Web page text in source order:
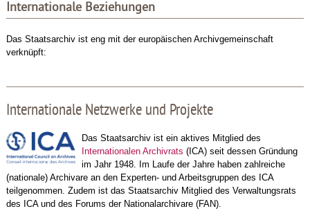
Internationale Beziehungen
Das Staatsarchiv ist eng mit der europäischen Archivgemeinschaft
verknüpft:
Internationale Netzwerke und Projekte
Das Staatsarchiv ist ein aktives Mitglied des
Internationalen Archivrats (ICA) seit dessen Gründung
im Jahr 1948. Im Laufe der Jahre haben zahlreiche
(nationale) Archivare an den Experten- und Arbeitsgruppen des ICA
teilgenommen. Zudem ist das Staatsarchiv Mitglied des Verwaltungsrats
des ICA und des Forums der Nationalarchivare (FAN).